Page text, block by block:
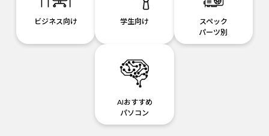
ビジネス向け 学生向け
スペック
パーツ別
AIおすすめ
パソコン